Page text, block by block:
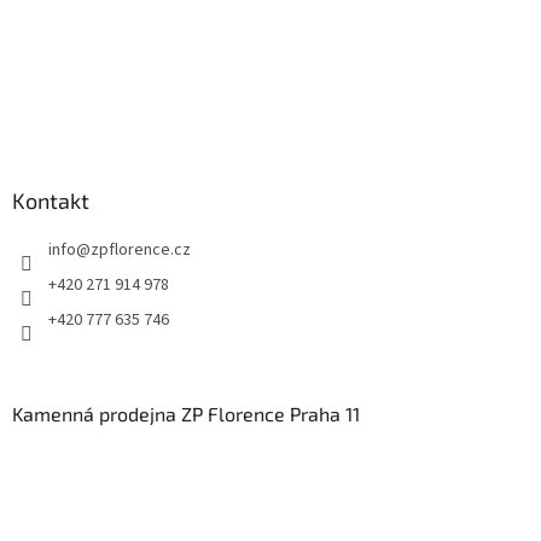
Kontakt
info@zpflorence.cz
+420 271 914 978
+420 777 635 746
Kamenná prodejna ZP Florence Praha 11